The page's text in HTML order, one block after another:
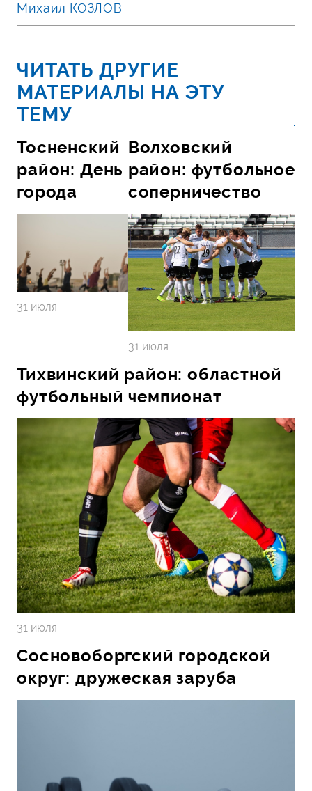
Михаил КОЗЛОВ
ЧИТАТЬ ДРУГИЕ
МАТЕРИАЛЫ НА ЭТУ
ТЕМУ
Тосненский
район: День
города
31 июля
Волховский
район: футбольное
соперничество
31 июля
Тихвинский район: областной
футбольный чемпионат
31 июля
Сосновоборгский городской
округ: дружеская заруба